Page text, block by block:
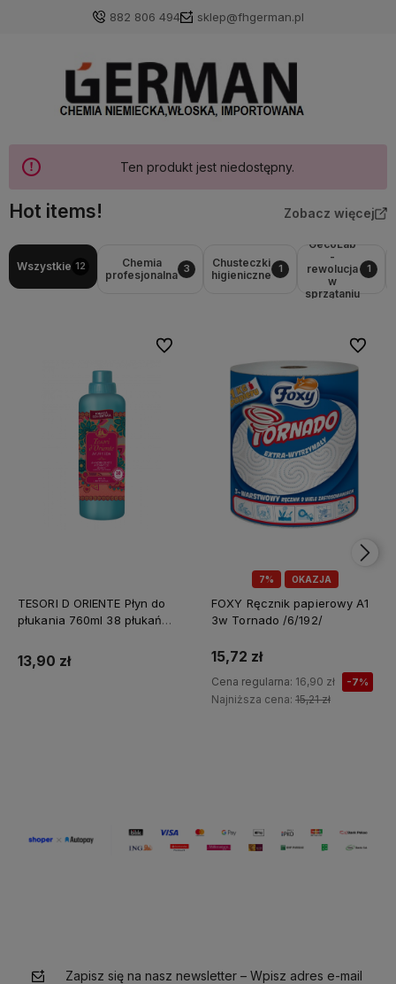
882 806 494 sklep@fhgerman.pl
Ten produkt jest niedostępny.
Hot items! Zobacz więcej
Wszystkie 12
Chemia
profesjonalna 3
Chusteczki
higieniczne
1
GecoLab
-
rewolucja
w
sprzątaniu
1
TESORI D ORIENTE Płyn do
płukania 760ml 38 płukań
13,90 zł
Do ulubionych
7% OKAZJA
FOXY Ręcznik papierowy A1
3w Tornado /6/192/
15,72 zł
Cena regularna: 16,90 zł -7%
Najniższa cena: 15,21 zł
Do
Zapisz się na nasz newsletter – Wpisz adres e-mail